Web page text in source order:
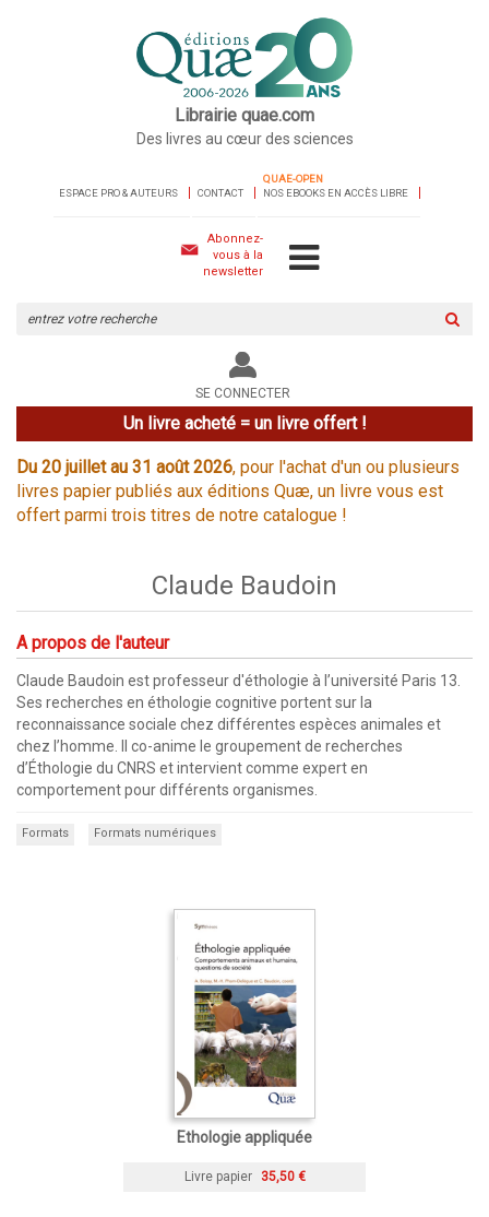
Librairie quae.com
Des livres au cœur des sciences
ESPACE PRO & AUTEURS CONTACT
QUAE-OPEN
NOS EBOOKS EN ACCÈS LIBRE
Abonnez-
vous à la
newsletter
le
site
SE CONNECTER
Un livre acheté = un livre offert !
Du 20 juillet au 31 août 2026, pour l'achat d'un ou plusieurs
livres papier publiés aux éditions Quæ, un livre vous est
offert parmi trois titres de notre catalogue !
Claude Baudoin
A propos de l'auteur
Claude Baudoin est professeur d'éthologie à l’université Paris 13.
Ses recherches en éthologie cognitive portent sur la
reconnaissance sociale chez différentes espèces animales et
chez l’homme. Il co-anime le groupement de recherches
d’Éthologie du CNRS et intervient comme expert en
comportement pour différents organismes.
Formats Formats numériques
Ethologie appliquée
Livre papier 35,50 €